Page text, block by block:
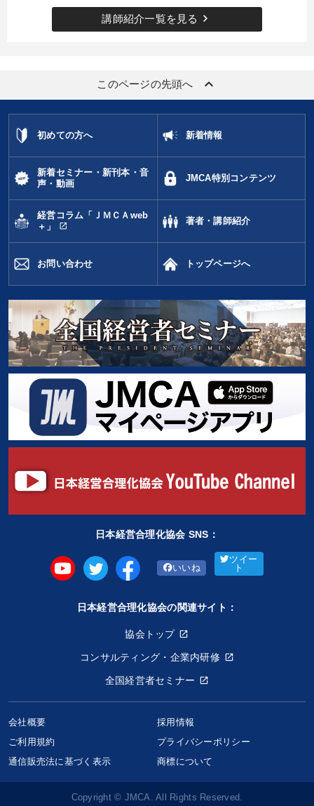
講師紹介一覧を見る keyboard_arrow_right
このページの先頭へ keyboard_arrow_up
初めての方へ 新着情報
新着セミナー・新刊本・音
声・動画
JMCA特別コンテンツ
経営コラム「ＪＭＣＡweb
＋」
open_in_new
著者・講師紹介
お問い合わせ トップページへ
日本経営合理化協会 SNS：
いいね
ツイー
ト
日本経営合理化協会の関連サイト：
協会トップ
コンサルティング・企業内研修
全国経営者セミナー
会社概要
採用情報
ご利用規約
プライバシーポリシー
通信販売法に基づく表示
商標について
Copyright © JMCA. All Rights Reserved.